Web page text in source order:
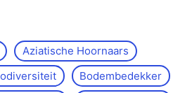
Aziatische Hoornaars
Bodembedekker